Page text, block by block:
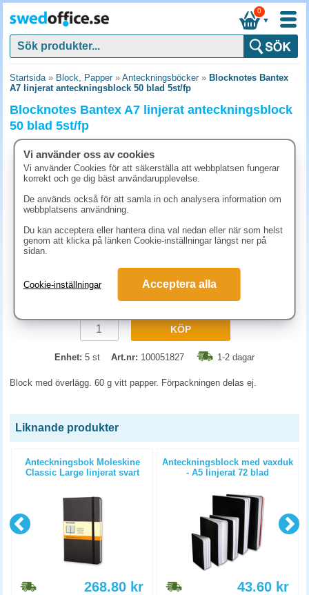
▼
0
Startsida» Block, Papper» Anteckningsböcker» Blocknotes Bantex
A7 linjerat anteckningsblock 50 blad 5st/fp
Blocknotes Bantex A7 linjerat anteckningsblock
50 blad 5st/fp
161.30 kr (inkl. moms)
KÖP
Enhet: 5 st Art.nr: 100051827 1-2 dagar
Block med överlägg. 60 g vitt papper. Förpackningen delas ej.
Liknande produkter
Anteckningsbok Moleskine
Classic Large linjerat svart
268.80 kr
Anteckningsblock med vaxduk
- A5 linjerat 72 blad
43.60 kr
Vi använder oss av cookies
Vi använder Cookies för att säkerställa att webbplatsen fungerar
korrekt och ge dig bäst användarupplevelse.
De används också för att samla in och analysera information om
webbplatsens användning.
Du kan acceptera eller hantera dina val nedan eller när som helst
genom att klicka på länken Cookie-inställningar längst ner på
sidan.
Cookie-inställningar Acceptera alla